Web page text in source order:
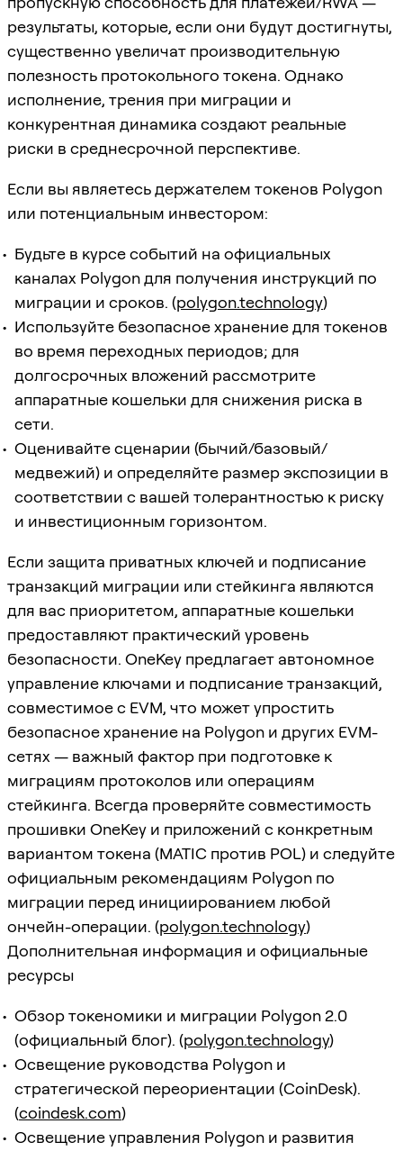
результаты, которые, если они будут достигнуты,
существенно увеличат производительную
полезность протокольного токена. Однако
исполнение, трения при миграции и
конкурентная динамика создают реальные
риски в среднесрочной перспективе.
Если вы являетесь держателем токенов Polygon
или потенциальным инвестором:
Будьте в курсе событий на официальных
каналах Polygon для получения инструкций по
миграции и сроков. (polygon.technology)
Используйте безопасное хранение для токенов
во время переходных периодов; для
долгосрочных вложений рассмотрите
аппаратные кошельки для снижения риска в
сети.
Оценивайте сценарии (бычий/базовый/
медвежий) и определяйте размер экспозиции в
соответствии с вашей толерантностью к риску
и инвестиционным горизонтом.
Если защита приватных ключей и подписание
транзакций миграции или стейкинга являются
для вас приоритетом, аппаратные кошельки
предоставляют практический уровень
безопасности. OneKey предлагает автономное
управление ключами и подписание транзакций,
совместимое с EVM, что может упростить
безопасное хранение на Polygon и других EVM-
сетях — важный фактор при подготовке к
миграциям протоколов или операциям
стейкинга. Всегда проверяйте совместимость
прошивки OneKey и приложений с конкретным
вариантом токена (MATIC против POL) и следуйте
официальным рекомендациям Polygon по
миграции перед инициированием любой
ончейн-операции. (polygon.technology)
Дополнительная информация и официальные
ресурсы
Обзор токеномики и миграции Polygon 2.0
(официальный блог). (polygon.technology)
Освещение руководства Polygon и
стратегической переориентации (CoinDesk).
(coindesk.com)
Освещение управления Polygon и развития